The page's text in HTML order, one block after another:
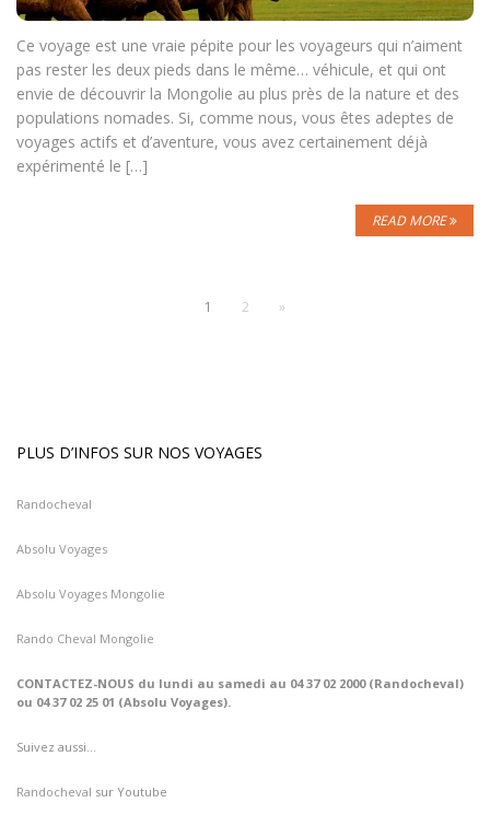
Ce voyage est une vraie pépite pour les voyageurs qui n’aiment
pas rester les deux pieds dans le même… véhicule, et qui ont
envie de découvrir la Mongolie au plus près de la nature et des
populations nomades. Si, comme nous, vous êtes adeptes de
voyages actifs et d’aventure, vous avez certainement déjà
expérimenté le […]
READ MORE
1 2 »
PLUS D’INFOS SUR NOS VOYAGES
Randocheval
Absolu Voyages
Absolu Voyages Mongolie
Rando Cheval Mongolie
CONTACTEZ-NOUS du lundi au samedi au 04 37 02 2000 (Randocheval)
ou 04 37 02 25 01 (Absolu Voyages).
Suivez aussi…
Randocheval sur Youtube